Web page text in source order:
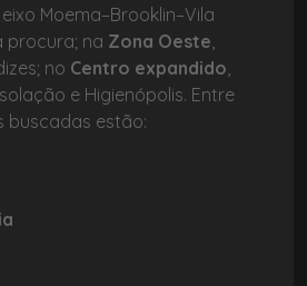
eixo Moema–Brooklin–Vila
procura; na Zona Oeste
no Centro expandido
e Higienópolis. Entre
buscadas estão: